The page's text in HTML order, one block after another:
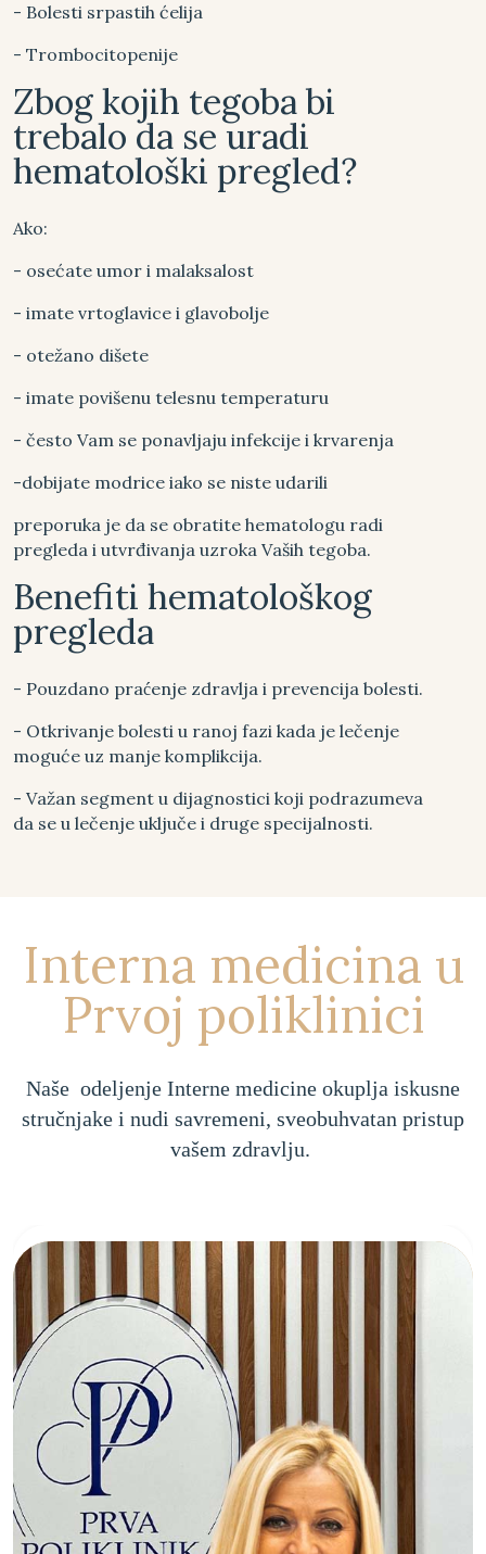
- Bolesti srpastih ćelija
- Trombocitopenije
Zbog kojih tegoba bi
trebalo da se uradi
hematološki pregled?
Ako:
- osećate umor i malaksalost
- imate vrtoglavice i glavobolje
- otežano dišete
- imate povišenu telesnu temperaturu
- često Vam se ponavljaju infekcije i krvarenja
-dobijate modrice iako se niste udarili
preporuka je da se obratite hematologu radi
pregleda i utvrđivanja uzroka Vaših tegoba.
Benefiti hematološkog
pregleda
- Pouzdano praćenje zdravlja i prevencija bolesti.
- Otkrivanje bolesti u ranoj fazi kada je lečenje
moguće uz manje komplikcija.
- Važan segment u dijagnostici koji podrazumeva
da se u lečenje uključe i druge specijalnosti.
Interna medicina u
Prvoj poliklinici
Naše odeljenje Interne medicine okuplja iskusne
stručnjake i nudi savremeni, sveobuhvatan pristup
vašem zdravlju.